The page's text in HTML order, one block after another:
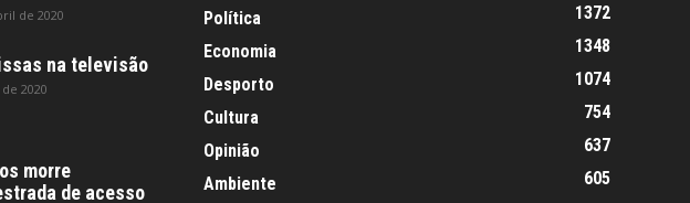
de 2020
na televisão
2020
morre
de acesso
Política
1372
Economia
1348
Desporto
1074
Cultura
754
Opinião
637
Ambiente
605